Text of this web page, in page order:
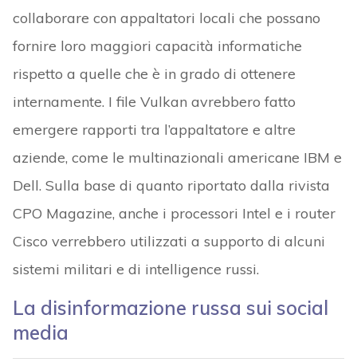
collaborare con appaltatori locali che possano
fornire loro maggiori capacità informatiche
rispetto a quelle che è in grado di ottenere
internamente. I file Vulkan avrebbero fatto
emergere rapporti tra l’appaltatore e altre
aziende, come le multinazionali americane IBM e
Dell. Sulla base di quanto riportato dalla rivista
CPO Magazine, anche i processori Intel e i router
Cisco verrebbero utilizzati a supporto di alcuni
sistemi militari e di intelligence russi.
La disinformazione russa sui social
media